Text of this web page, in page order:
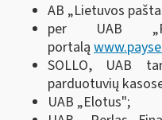
AB „Lietuvos
per UAB
portalą
SOLLO, UAB
parduotuvių
UAB „Elotus";